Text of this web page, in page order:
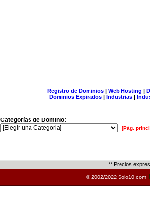
Registro de Dominios| Web Hosting |
Dominios Expirados | Industrias |
Categorías de Dominio:
[Pág.
** Precios
© 2002/2022 Solo10.com